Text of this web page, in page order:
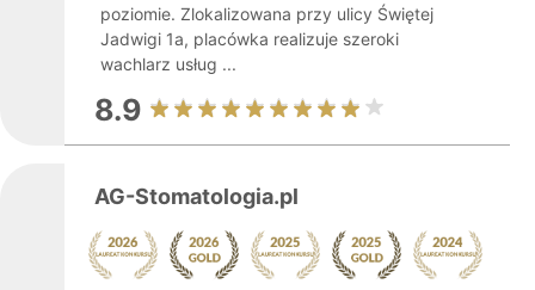
poziomie. Zlokalizowana przy ulicy Świętej
Jadwigi 1a, placówka realizuje szeroki
wachlarz usług ...
8.9
AG-Stomatologia.pl